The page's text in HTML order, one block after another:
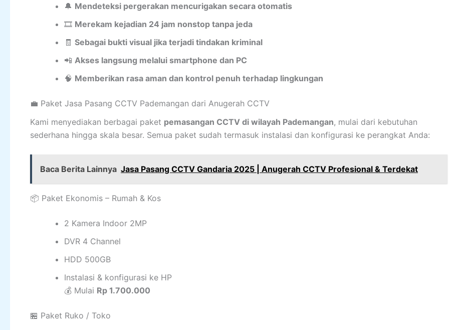
🔔 Mendeteksi pergerakan mencurigakan secara otomatis
🎞️ Merekam kejadian 24 jam nonstop tanpa jeda
🧾 Sebagai bukti visual jika terjadi tindakan kriminal
📲 Akses langsung melalui smartphone dan PC
🧠 Memberikan rasa aman dan kontrol penuh terhadap lingkungan
💼 Paket Jasa Pasang CCTV Pademangan dari Anugerah CCTV
Kami menyediakan berbagai paket pemasangan CCTV di wilayah Pademangan, mulai dari kebutuhan
sederhana hingga skala besar. Semua paket sudah termasuk instalasi dan konfigurasi ke perangkat Anda:
Baca Berita Lainnya Jasa Pasang CCTV Gandaria 2025 | Anugerah CCTV Profesional & Terdekat
📦 Paket Ekonomis – Rumah & Kos
2 Kamera Indoor 2MP
DVR 4 Channel
HDD 500GB
Instalasi & konfigurasi ke HP
💰 Mulai Rp 1.700.000
🏪 Paket Ruko / Toko